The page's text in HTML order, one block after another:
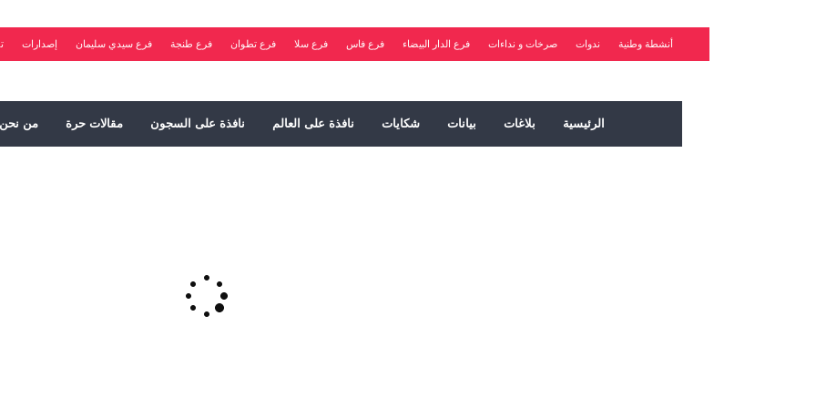
أنشطة وطنية ندوات صرخات و نداءات فرع الدار البيضاء فرع فاس فرع سلا فرع تطوان فرع طنجة فرع سيدي سليمان إصدارات
الرئيسية بلاغات بيانات شكايات نافذة على العالم نافذة على السجون مقالات حرة من نحن